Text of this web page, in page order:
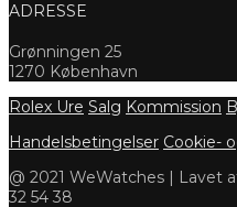
ADRESSE
Grønningen 25
1270 København
Rolex Ure Salg Kommission
Handelsbetingelser Cookie-
@ 2021 WeWatches | Lavet
32 54 38